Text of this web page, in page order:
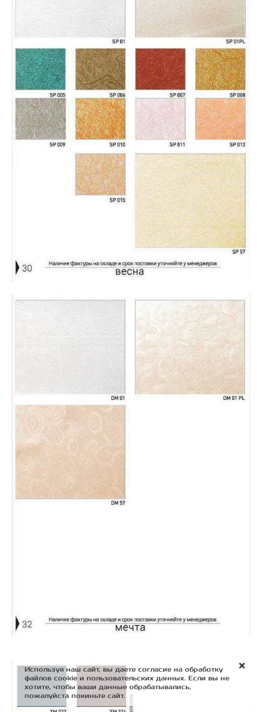
Используя наш сайт, вы даете согласие на обработку
файлов cookie и пользовательских данных. Если вы не
хотите, чтобы ваши данные обрабатывались,
пожалуйста покиньте сайт.